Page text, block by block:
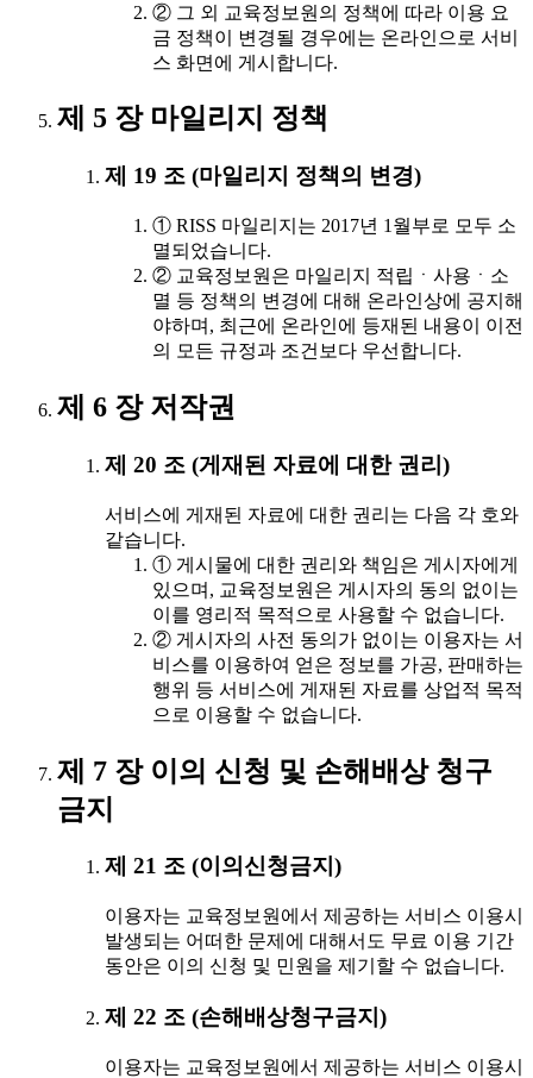
② 그 외 교육정보원의 정책에 따라 이용 요
금 정책이 변경될 경우에는 온라인으로 서비
스 화면에 게시합니다.
제 5 장 마일리지 정책
제 19 조 (마일리지 정책의 변경)
① RISS 마일리지는 2017년 1월부로 모두 소
멸되었습니다.
② 교육정보원은 마일리지 적립ㆍ사용ㆍ소
멸 등 정책의 변경에 대해 온라인상에 공지해
야하며, 최근에 온라인에 등재된 내용이 이전
의 모든 규정과 조건보다 우선합니다.
제 6 장 저작권
제 20 조 (게재된 자료에 대한 권리)
서비스에 게재된 자료에 대한 권리는 다음 각 호와
같습니다.
① 게시물에 대한 권리와 책임은 게시자에게
있으며, 교육정보원은 게시자의 동의 없이는
이를 영리적 목적으로 사용할 수 없습니다.
② 게시자의 사전 동의가 없이는 이용자는 서
비스를 이용하여 얻은 정보를 가공, 판매하는
행위 등 서비스에 게재된 자료를 상업적 목적
으로 이용할 수 없습니다.
제 7 장 이의 신청 및 손해배상 청구
금지
제 21 조 (이의신청금지)
이용자는 교육정보원에서 제공하는 서비스 이용시
발생되는 어떠한 문제에 대해서도 무료 이용 기간
동안은 이의 신청 및 민원을 제기할 수 없습니다.
제 22 조 (손해배상청구금지)
이용자는 교육정보원에서 제공하는 서비스 이용시